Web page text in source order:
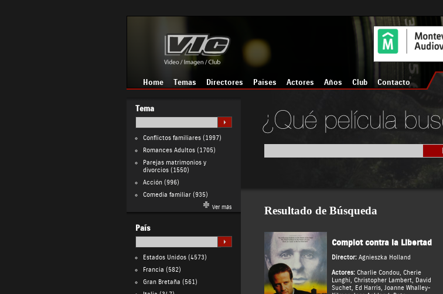
Home Temas Directores Países Actores Años Club Contacto
Tema
Conflictos familiares(1997)
Romances Adultos(1705)
Parejas matrimonios y
divorcios(1550)
Acción(996)
Comedia familiar(935)
Ver más
País
Estados Unidos(4573)
Francia (582)
Gran Bretaña (561)
Resultado de Búsqueda
Complot contra la Libertad
Director: Agnieszka Holland
Actores: Charlie Condou, Cherie
Lunghi, Christopher Lambert, David
Suchet, Ed Harris, Joanne Whalley-